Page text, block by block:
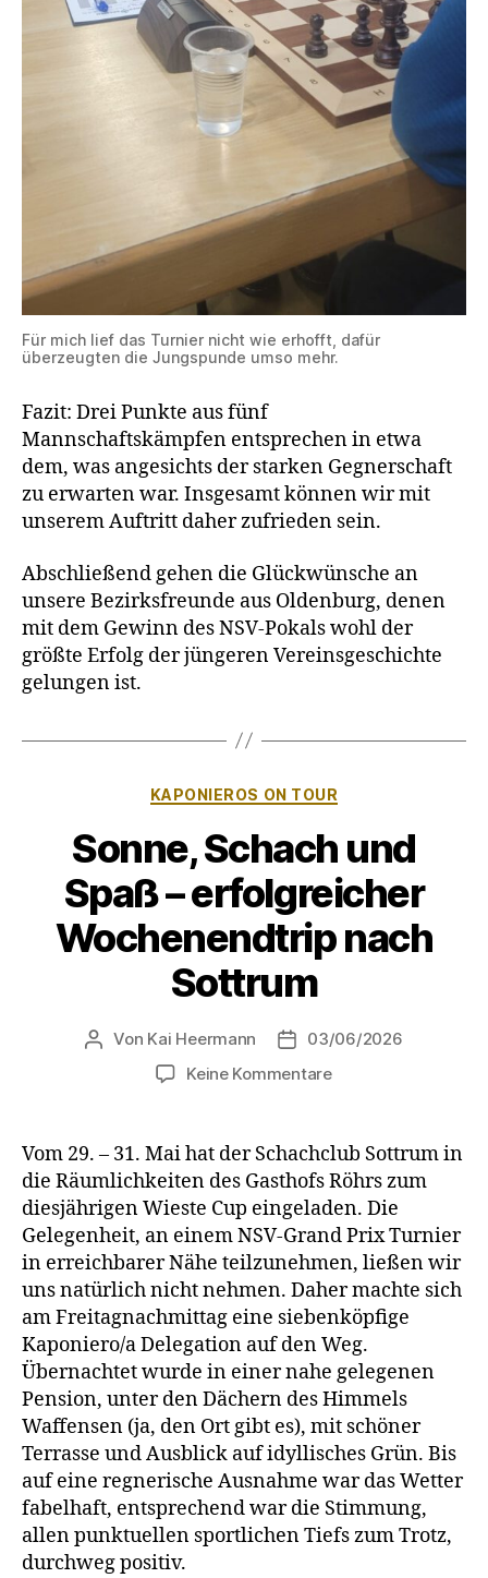
Für mich lief das Turnier nicht wie erhofft, dafür
überzeugten die Jungspunde umso mehr.
Fazit: Drei Punkte aus fünf
Mannschaftskämpfen entsprechen in etwa
dem, was angesichts der starken Gegnerschaft
zu erwarten war. Insgesamt können wir mit
unserem Auftritt daher zufrieden sein.
Abschließend gehen die Glückwünsche an
unsere Bezirksfreunde aus Oldenburg, denen
mit dem Gewinn des NSV-Pokals wohl der
größte Erfolg der jüngeren Vereinsgeschichte
gelungen ist.
Kategorien
KAPONIEROS ON TOUR
Sonne, Schach und
Spaß – erfolgreicher
Wochenendtrip nach
Sottrum
Beitragsautor
Von Kai Heermann Beitragsdatum
03/06/2026
Keine Kommentarezu
und
Spaß
–
erfolgreicher
Wochenendtrip
nach
Sottrum
Vom 29. – 31. Mai hat der Schachclub Sottrum in
die Räumlichkeiten des Gasthofs Röhrs zum
diesjährigen Wieste Cup eingeladen. Die
Gelegenheit, an einem NSV-Grand Prix Turnier
in erreichbarer Nähe teilzunehmen, ließen wir
uns natürlich nicht nehmen. Daher machte sich
am Freitagnachmittag eine siebenköpfige
Kaponiero/a Delegation auf den Weg.
Übernachtet wurde in einer nahe gelegenen
Pension, unter den Dächern des Himmels
Waffensen (ja, den Ort gibt es), mit schöner
Terrasse und Ausblick auf idyllisches Grün. Bis
auf eine regnerische Ausnahme war das Wetter
fabelhaft, entsprechend war die Stimmung,
allen punktuellen sportlichen Tiefs zum Trotz,
durchweg positiv.